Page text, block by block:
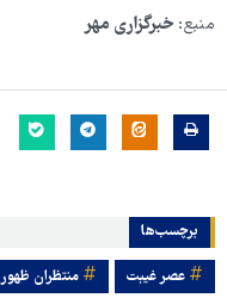
منبع: خبرگزاری مهر
برچسب‌ها
عصر غیبت منتظران ظهور